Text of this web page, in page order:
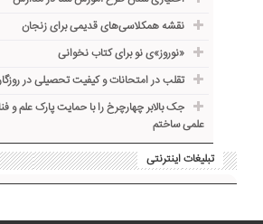
نقشه همکلاسی‌های قدیمی برای زنجان
«نوروز»ی نو برای کتاب نخوانی
تقلب در امتحانات و کیفیت تحصیلی در
جک بالابر چهارچرخ را با حمایت پارک علم و
علمی ساختم
تبلیغات اینترنتی